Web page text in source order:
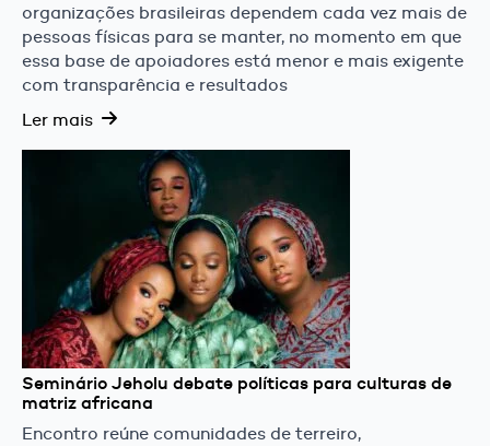
organizações brasileiras dependem cada vez mais de
pessoas físicas para se manter, no momento em que
essa base de apoiadores está menor e mais exigente
com transparência e resultados
Ler mais
Seminário Jeholu debate políticas para culturas de
matriz africana
Encontro reúne comunidades de terreiro,